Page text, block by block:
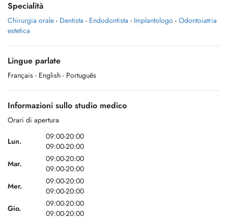
Specialità
Chirurgia orale - Dentista - Endodontista - Implantologo - Odontoiatria
estetica
Lingue parlate
Français - English - Português
Informazioni sullo studio medico
Orari di apertura
Lun.
09:00-20:00
09:00-20:00
Mar.
09:00-20:00
09:00-20:00
Mer.
09:00-20:00
09:00-20:00
Gio.
09:00-20:00
09:00-20:00